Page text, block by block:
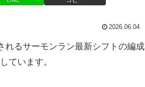
2026.06.04
れるサーモンラン最新シフトの編成
ています。